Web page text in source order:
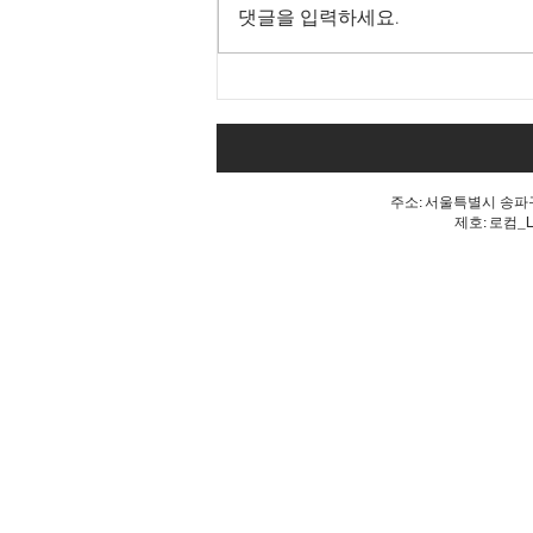
깨진 개헌의 꿈
댓글을 입력하세요.
주소: 서울특별시 송
제호: 로컴